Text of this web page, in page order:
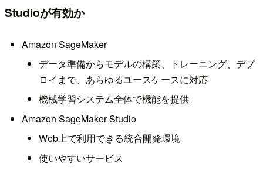
Studioが有効か
Amazon SageMaker
データ準備からモデルの構築、トレーニング、デプ
ロイまで、あらゆるユースケースに対応
機械学習システム全体で機能を提供
Amazon SageMaker Studio
Web上で利用できる統合開発環境
使いやすいサービス